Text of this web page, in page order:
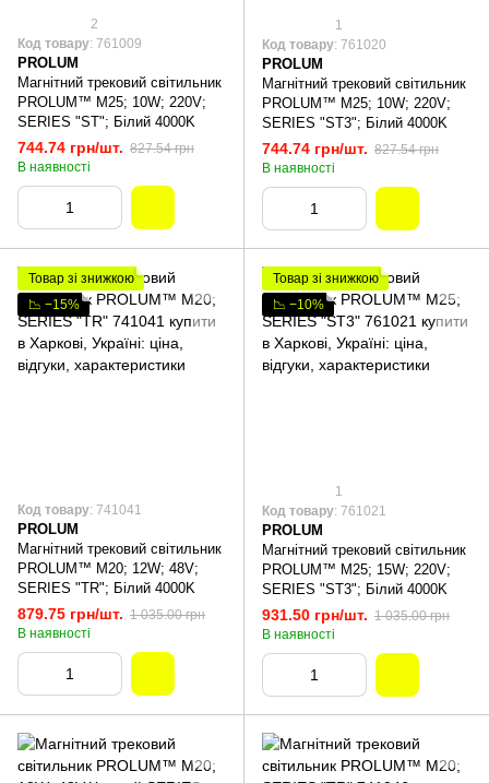
2
Код товару: 761009
PROLUM
Магнітний трековий світильник
PROLUM™ M25; 10W; 220V;
SERIES "ST"; Білий 4000K
744.74 грн/шт. 827.54 грн
В наявності
1
Код товару: 761020
PROLUM
Магнітний трековий світильник
PROLUM™ M25; 10W; 220V;
SERIES "ST3"; Білий 4000K
744.74 грн/шт. 827.54 грн
В наявності
Товар зі знижкою
📉 −15%
Код товару: 741041
PROLUM
Магнітний трековий світильник
PROLUM™ M20; 12W; 48V;
SERIES "TR"; Білий 4000K
879.75 грн/шт. 1 035.00 грн
В наявності
Товар зі знижкою
📉 −10%
1
Код товару: 761021
PROLUM
Магнітний трековий світильник
PROLUM™ M25; 15W; 220V;
SERIES "ST3"; Білий 4000K
931.50 грн/шт. 1 035.00 грн
В наявності